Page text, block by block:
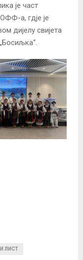
је част
а, гдје је
дијелу свијета
ЛИСТ